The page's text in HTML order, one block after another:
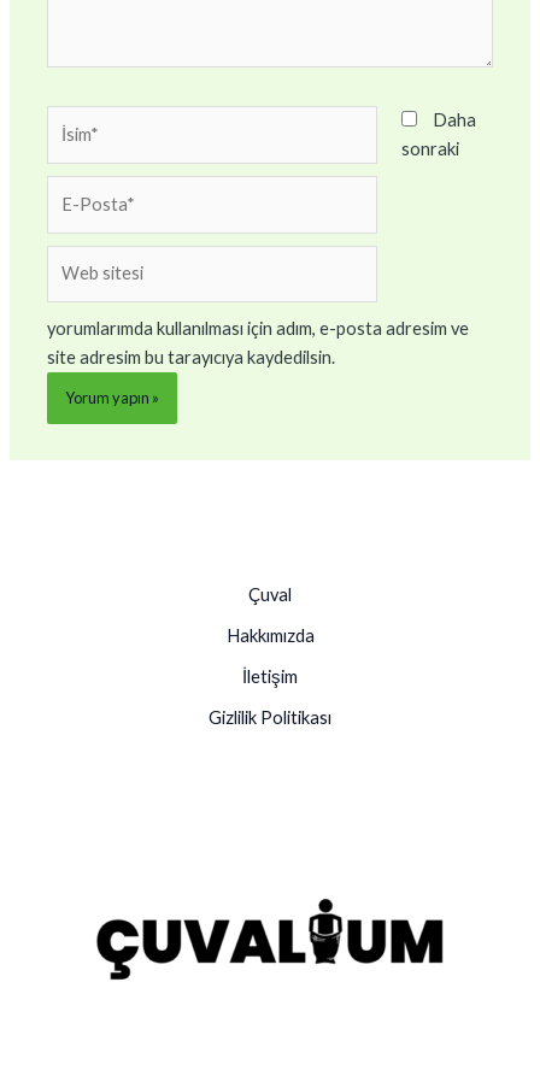
Posta*
Daha
sonraki
yorumlarımda kullanılması için adım, e-posta adresim ve
site adresim bu tarayıcıya kaydedilsin.
Çuval
Hakkımızda
İletişim
Gizlilik Politikası